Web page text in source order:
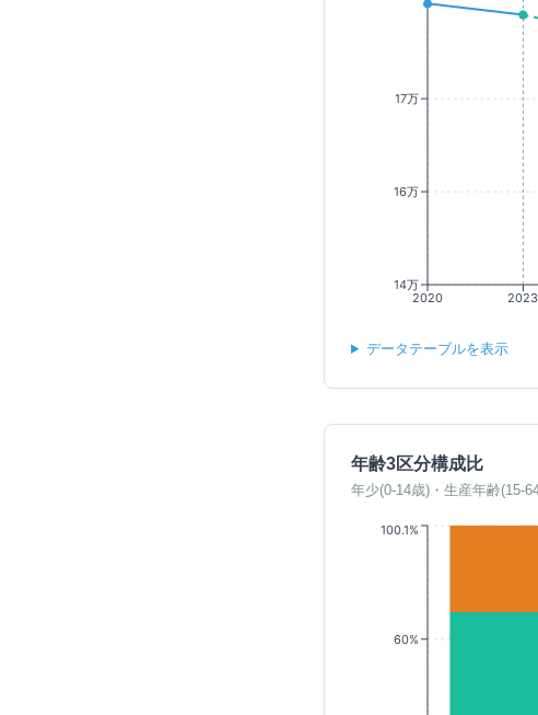
2020 2023
14万
16万
17万
データテーブルを表示
年齢3区分構成比
年少(0-14歳)・生産年齢(15-
60%
100.1%